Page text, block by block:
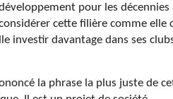
pour les décennies
cette filière comme elle
investir davantage dans ses
la phrase la plus juste de